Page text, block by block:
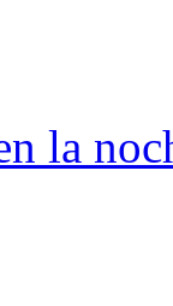
la